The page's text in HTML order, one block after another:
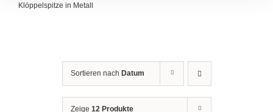
Klöppelspitze in Metall
Sortieren nach Datum
Zeige 12 Produkte